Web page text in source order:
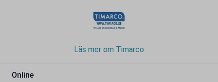
Läs mer om Timarco
Online